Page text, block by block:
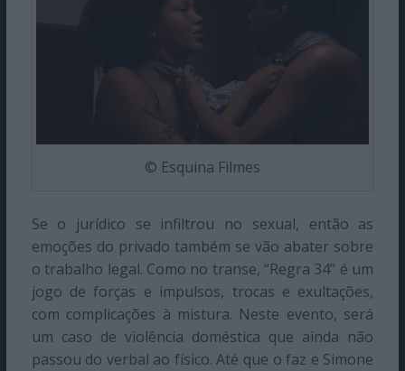
© Esquina Filmes
Se o jurídico se infiltrou no sexual, então as
emoções do privado também se vão abater sobre
o trabalho legal. Como no transe, “Regra 34” é um
jogo de forças e impulsos, trocas e exultações,
com complicações à mistura. Neste evento, será
um caso de violência doméstica que ainda não
passou do verbal ao físico. Até que o faz e Simone